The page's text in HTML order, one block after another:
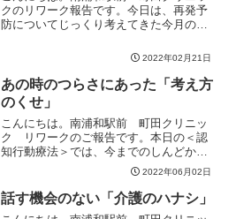
クのリワーク報告です。今日は、再発予
防についてじっくり考えてきた今月の締
て、それぞれの経験を周囲にどのように
伝えるか、不安や悩みを共有しました。
同じような経験をしている...
2022年02月21日
あの時のつらさにあった「考え方
のくせ」
こんにちは。南浦和駅前 町田クリニッ
ク リワークのご報告です。本日の＜認
知行動療法＞では、今までのしんどかっ
たこと、特に休職に至るまでの中で経験
したしんどかったことを振り返り、そこ
にあった考え方のクセ（自動思考）に気
づいていくワークを実施し...
2022年06月02日
話す機会のない「介護のハナシ」